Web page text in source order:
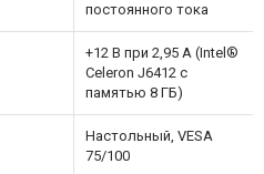
постоянного тока
+12 В при 2,95 А (Intel®
Celeron J6412 с
памятью 8 ГБ)
Настольный, VESA
75/100